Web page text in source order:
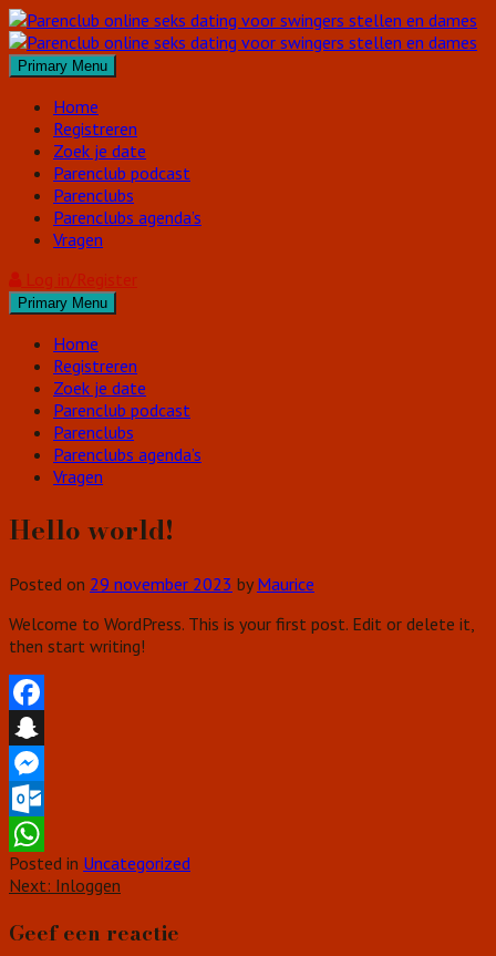
Skip
to
content
Primary Menu
Home
Registreren
Zoek je date
Parenclub podcast
Parenclubs
Parenclubs agenda’s
Vragen
Log in/Register
Primary Menu
Home
Registreren
Zoek je date
Parenclub podcast
Parenclubs
Parenclubs agenda’s
Vragen
Hello world!
Posted on 29 november 2023 by Maurice
Welcome to WordPress. This is your first post. Edit or delete it,
then start writing!
Facebook
Snapchat
Messenger
Outlook.com
WhatsApp
Posted in Uncategorized
Bericht
navigatie
Next: Inloggen
Geef een reactie